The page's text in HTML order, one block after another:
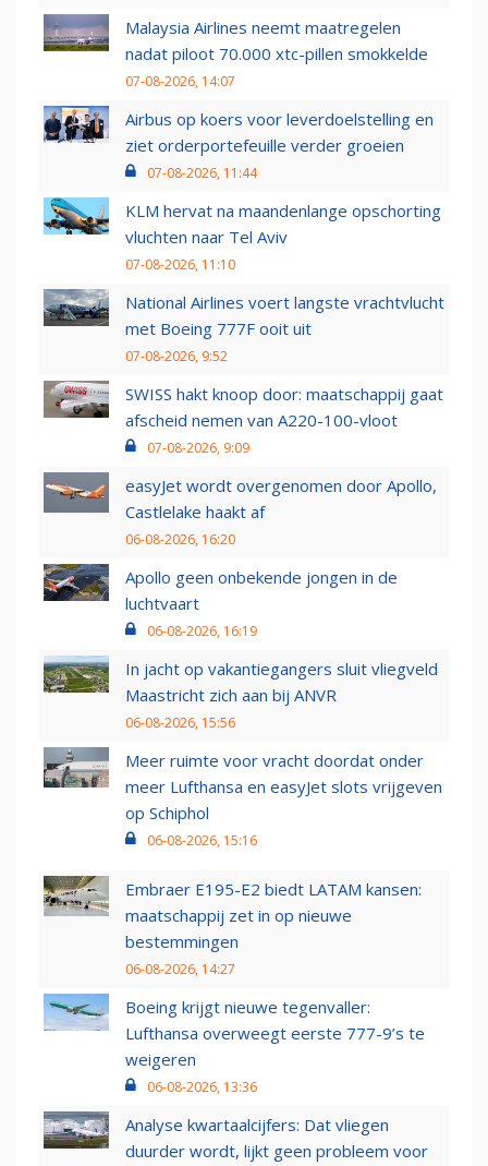
Malaysia Airlines neemt maatregelen
nadat piloot 70.000 xtc-pillen smokkelde
07-08-2026, 14:07
Airbus op koers voor leverdoelstelling en
ziet orderportefeuille verder groeien
07-08-2026, 11:44
KLM hervat na maandenlange opschorting
vluchten naar Tel Aviv
07-08-2026, 11:10
National Airlines voert langste vrachtvlucht
met Boeing 777F ooit uit
07-08-2026, 9:52
SWISS hakt knoop door: maatschappij gaat
afscheid nemen van A220-100-vloot
07-08-2026, 9:09
easyJet wordt overgenomen door Apollo,
Castlelake haakt af
06-08-2026, 16:20
Apollo geen onbekende jongen in de
luchtvaart
06-08-2026, 16:19
In jacht op vakantiegangers sluit vliegveld
Maastricht zich aan bij ANVR
06-08-2026, 15:56
Meer ruimte voor vracht doordat onder
meer Lufthansa en easyJet slots vrijgeven
op Schiphol
06-08-2026, 15:16
Embraer E195-E2 biedt LATAM kansen:
maatschappij zet in op nieuwe
bestemmingen
06-08-2026, 14:27
Boeing krijgt nieuwe tegenvaller:
Lufthansa overweegt eerste 777-9’s te
weigeren
06-08-2026, 13:36
Analyse kwartaalcijfers: Dat vliegen
duurder wordt, lijkt geen probleem voor